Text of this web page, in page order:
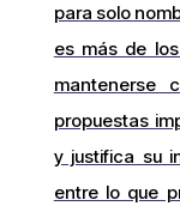
para solo
es más de
mantenerse
propuestas
y justifica su
entre lo que